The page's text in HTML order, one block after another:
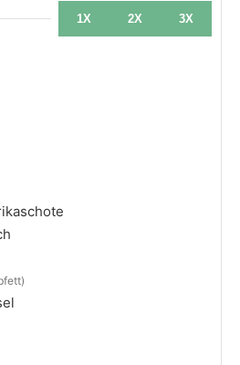
1X 2X 3X